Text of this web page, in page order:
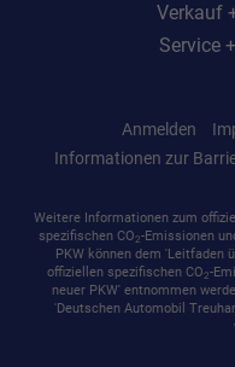
Verkauf
Service
Anmelden
Informationen zur
Weitere Informationen zum
spezifischen CO2-Emissionen
PKW können dem 'Leitfaden
offiziellen spezifischen CO2-
neuer PKW' entnommen
'Deutschen Automobil